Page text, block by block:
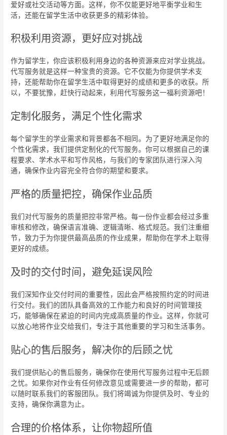
爱好或社交活动等方面。这样，你不仅能更好地平衡学业和生
活，还能在留学生活中收获更多的精彩体验。
积极利用资源，更好应对挑战
作为留学生，你应该积极利用身边的各种资源来应对学业挑战。
代写服务就是这样一种宝贵的资源。它不仅能为你提供学术支
持，还能帮助你在留学生活中取得更好的成绩和更多的收获。所
以，不要犹豫，赶快行动起来，利用代写服务这一福利资源吧！
定制化服务，满足个性化需求
每个留学生的学业需求和背景都各不相同。为了更好地满足你的
个性化需求，我们提供定制化的代写服务。你可以根据自己的课
程要求、学术水平和写作风格，与我们的专家团队进行深入沟
通，确保作业内容完全符合你的期望和要求。
严格的质量把控，确保作业品质
我们对代写服务的质量把控非常严格。每一份作业都会经过多重
审核和修改，确保语言准确、逻辑清晰、格式规范。我们注重细
节，致力于为你提供最高品质的作业成果，帮助你在学术上取得
更好的成绩。
及时的交付时间，避免延误风险
我们深知作业交付时间的重要性，因此会严格按照约定的时间进
行交付。我们的团队具备高效的工作能力和良好的时间管理技
巧，能够确保在紧迫的时间内完成高质量的作业。这样，你就可
以放心地将作业交给我们，专注于其他重要的学习和生活事务。
贴心的售后服务，解决你的后顾之忧
我们提供贴心的售后服务，确保你在使用代写服务过程中无后顾
之忧。如果你对作业有任何修改意见或需要进一步的帮助，都可
以随时联系我们的客服团队。我们将竭诚为你提供及时、专业的
支持，确保你满意为止。
合理的价格体系，让你物超所值